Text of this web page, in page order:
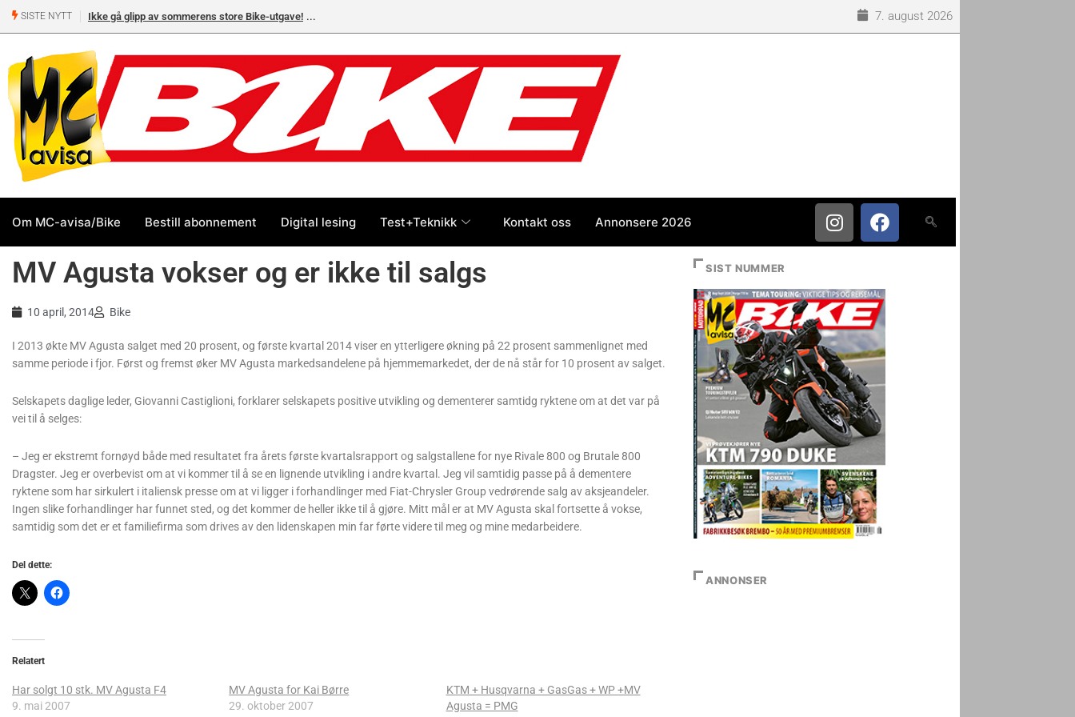
SISTE NYTT Ikke gå glipp av sommerens store Bike-utgave! 7. august 2026
Om MC-avisa/Bike Bestill abonnement Digital lesing Test+Teknikk Kontakt oss Annonsere 2026
MV Agusta vokser og er ikke til salgs
10 april, 2014 Bike
I 2013 økte MV Agusta salget med 20 prosent, og første kvartal 2014 viser en ytterligere økning på 22 prosent sammenlignet med
samme periode i fjor. Først og fremst øker MV Agusta markedsandelene på hjemmemarkedet, der de nå står for 10 prosent av salget.
Selskapets daglige leder, Giovanni Castiglioni, forklarer selskapets positive utvikling og dementerer samtidg ryktene om at det var på
vei til å selges:
– Jeg er ekstremt fornøyd både med resultatet fra årets første kvartalsrapport og salgstallene for nye Rivale 800 og Brutale 800
Dragster. Jeg er overbevist om at vi kommer til å se en lignende utvikling i andre kvartal. Jeg vil samtidig passe på å dementere
ryktene som har sirkulert i italiensk presse om at vi ligger i forhandlinger med Fiat-Chrysler Group vedrørende salg av aksjeandeler.
Ingen slike forhandlinger har funnet sted, og det kommer de heller ikke til å gjøre. Mitt mål er at MV Agusta skal fortsette å vokse,
samtidig som det er et familiefirma som drives av den lidenskapen min far førte videre til meg og mine medarbeidere.
Del dette:
Relatert
Har solgt 10 stk. MV Agusta F4
9. mai 2007
MV Agusta for Kai Børre
29. oktober 2007
KTM + Husqvarna + GasGas + WP +MV
Agusta = PMG
SIST NUMMER
ANNONSER